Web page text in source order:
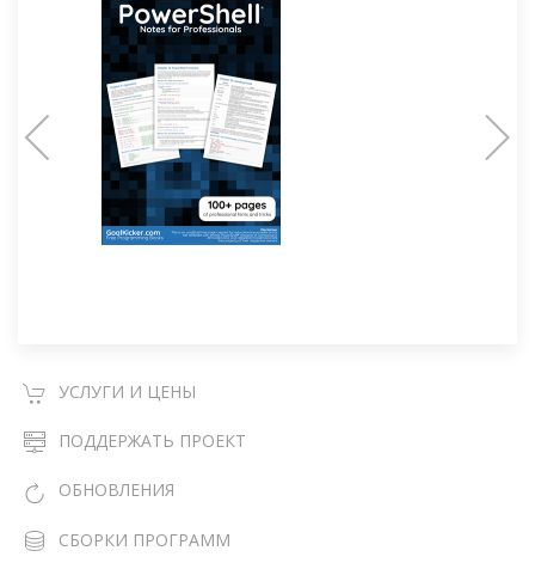
УСЛУГИ И ЦЕНЫ
ПОДДЕРЖАТЬ ПРОЕКТ
ОБНОВЛЕНИЯ
СБОРКИ ПРОГРАММ